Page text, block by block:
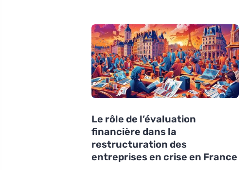
Le rôle de l’évaluation
financière dans la
restructuration des
entreprises en crise en France